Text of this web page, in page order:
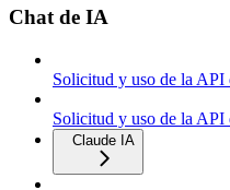
Chat de IA
Solicitud y uso de la API
Solicitud y uso de la
Claude IA